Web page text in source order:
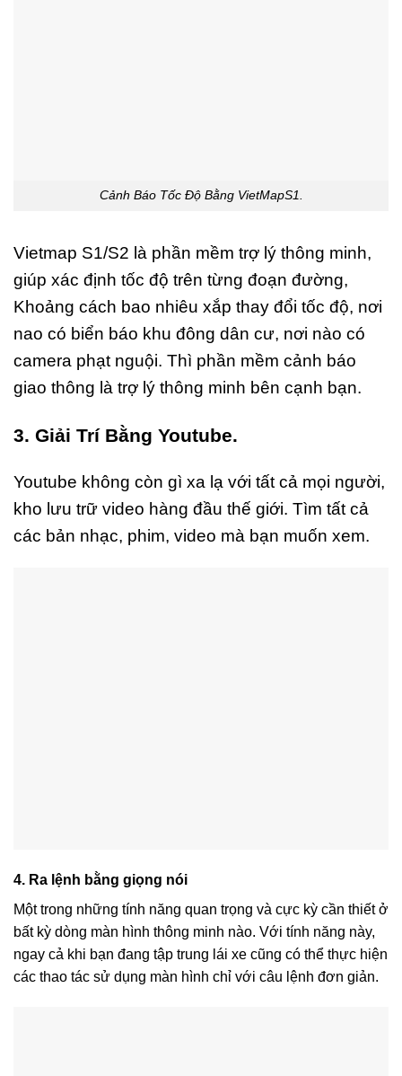
Cảnh Báo Tốc Độ Bằng VietMapS1.
Vietmap S1/S2 là phần mềm trợ lý thông minh,
giúp xác định tốc độ trên từng đoạn đường,
Khoảng cách bao nhiêu xắp thay đổi tốc độ, nơi
nao có biển báo khu đông dân cư, nơi nào có
camera phạt nguội. Thì phần mềm cảnh báo
giao thông là trợ lý thông minh bên cạnh bạn.
3. Giải Trí Bằng Youtube.
Youtube không còn gì xa lạ với tất cả mọi người,
kho lưu trữ video hàng đầu thế giới. Tìm tất cả
các bản nhạc, phim, video mà bạn muốn xem.
4. Ra lệnh bằng giọng nói
Một trong những tính năng quan trọng và cực kỳ cần thiết ở
bất kỳ dòng màn hình thông minh nào. Với tính năng này,
ngay cả khi bạn đang tập trung lái xe cũng có thể thực hiện
các thao tác sử dụng màn hình chỉ với câu lệnh đơn giản.